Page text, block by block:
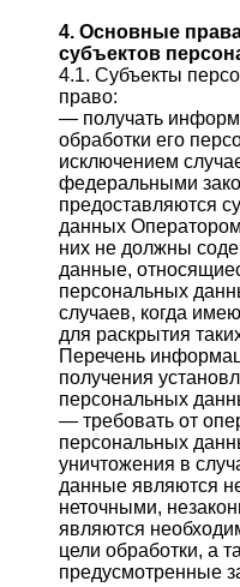
4. Основные
субъектов
4.1. Субъекты
право:
— получать
обработки его
исключением
федеральными
предоставляются
данных
них не должны
данные,
персональных
случаев, когда
для раскрытия
Перечень
получения
персональных
— требовать от
персональных
уничтожения в
данные являются
неточными,
являются
цели обработки, а
предусмотренные